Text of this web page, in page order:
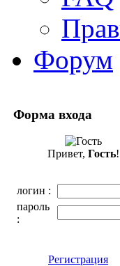
Форум
Форма входа
Привет, Гость!
логин :
пароль
:
Регистрация